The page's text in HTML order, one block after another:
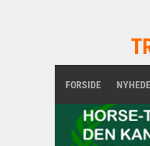
FORSIDE